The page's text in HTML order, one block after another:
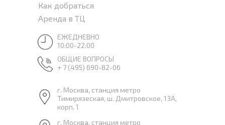
г. Москва, станция метро
Тимирязеская, ш. Дмитровское, 13А,
корп. 1
г. Москва, станция метро
ЕЖЕДНЕВНО
10:00-22:00
ОБЩИЕ ВОПРОСЫ
+ 7 (495) 690-82-06
Как добраться
Аренда в ТЦ